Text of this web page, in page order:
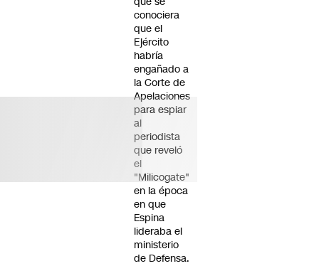
conociera
que el
Ejército
habría
engañado a
la Corte de
Apelaciones
para espiar
al
periodista
que reveló
el
"Milicogate"
en la época
en que
Espina
lideraba el
ministerio
de Defensa.